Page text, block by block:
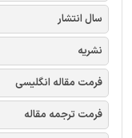
سال انتشار
نشریه
فرمت مقاله انگلیسی
فرمت ترجمه مقاله